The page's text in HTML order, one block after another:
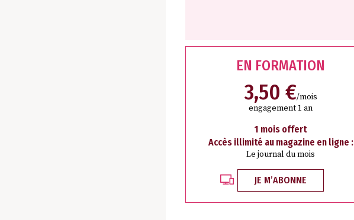
EN FORMATION
3,50 €/mois
engagement 1 an
1 mois offert
Accès illimité au magazine en ligne :
Le journal du mois
JE M’ABONNE